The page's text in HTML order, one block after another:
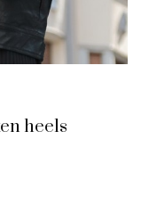
heels